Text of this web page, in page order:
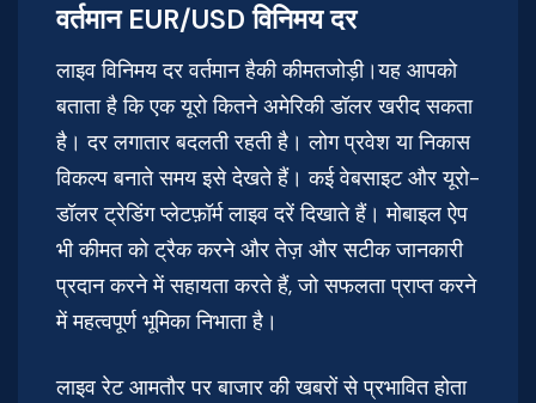
वर्तमान EUR/USD विनिमय दर
लाइव विनिमय दर वर्तमान हैकी कीमतजोड़ी।यह आपको
बताता है कि एक यूरो कितने अमेरिकी डॉलर खरीद सकता
है। दर लगातार बदलती रहती है। लोग प्रवेश या निकास
विकल्प बनाते समय इसे देखते हैं। कई वेबसाइट और यूरो-
डॉलर ट्रेडिंग प्लेटफ़ॉर्म लाइव दरें दिखाते हैं। मोबाइल ऐप
भी कीमत को ट्रैक करने और तेज़ और सटीक जानकारी
प्रदान करने में सहायता करते हैं, जो सफलता प्राप्त करने
में महत्वपूर्ण भूमिका निभाता है।
लाइव रेट आमतौर पर बाजार की खबरों से प्रभावित होता